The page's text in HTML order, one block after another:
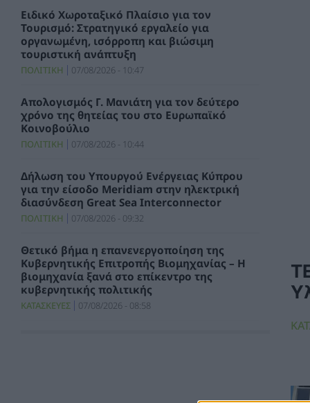
Ειδικό Χωροταξικό Πλαίσιο για τον
Τουρισμό: Στρατηγικό εργαλείο για
οργανωμένη, ισόρροπη και βιώσιμη
τουριστική ανάπτυξη
ΠΟΛΙΤΙΚΗ 07/08/2026 - 10:47
Απολογισμός Γ. Μανιάτη για τον δεύτερο
χρόνο της θητείας του στο Ευρωπαϊκό
Κοινοβούλιο
ΠΟΛΙΤΙΚΗ 07/08/2026 - 10:44
Δήλωση του Υπουργού Ενέργειας Κύπρου
για την είσοδο Meridiam στην ηλεκτρική
διασύνδεση Great Sea Interconnector
ΠΟΛΙΤΙΚΗ 07/08/2026 - 09:32
Θετικό βήμα η επανενεργοποίηση της
Κυβερνητικής Επιτροπής Βιομηχανίας – Η
βιομηχανία ξανά στο επίκεντρο της
κυβερνητικής πολιτικής
ΚΑΤΑΣΚΕΥΕΣ 07/08/2026 - 08:58
Στ. Παπασταύρου: Ενεργειακή αναβάθμιση